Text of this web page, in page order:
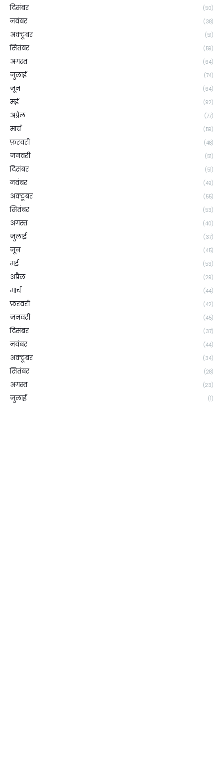
दिसंबर (50)
नवंबर (38)
अक्टूबर (51)
सितंबर (59)
अगस्त (64)
जुलाई (74)
जून (64)
मई (92)
अप्रैल (77)
मार्च (59)
फ़रवरी (48)
जनवरी (51)
दिसंबर (51)
नवंबर (49)
अक्टूबर (55)
सितंबर (53)
अगस्त (40)
जुलाई (37)
जून (45)
मई (53)
अप्रैल (29)
मार्च (44)
फ़रवरी (42)
जनवरी (45)
दिसंबर (37)
नवंबर (44)
अक्टूबर (34)
सितंबर (28)
अगस्त (23)
जुलाई (1)